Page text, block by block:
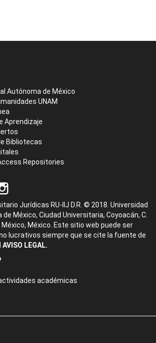
Autónoma de México
UNAM
Aprendizaje
Bibliotecas
Repositories
Jurídicas RU-IIJ D.R. © 2018. Universidad
México, Ciudad Universitaria, Coyoacán, C.
México, México. Este sitio web puede ser
lucrativos siempre que se cite la fuente de
AVISO LEGAL.
académicas